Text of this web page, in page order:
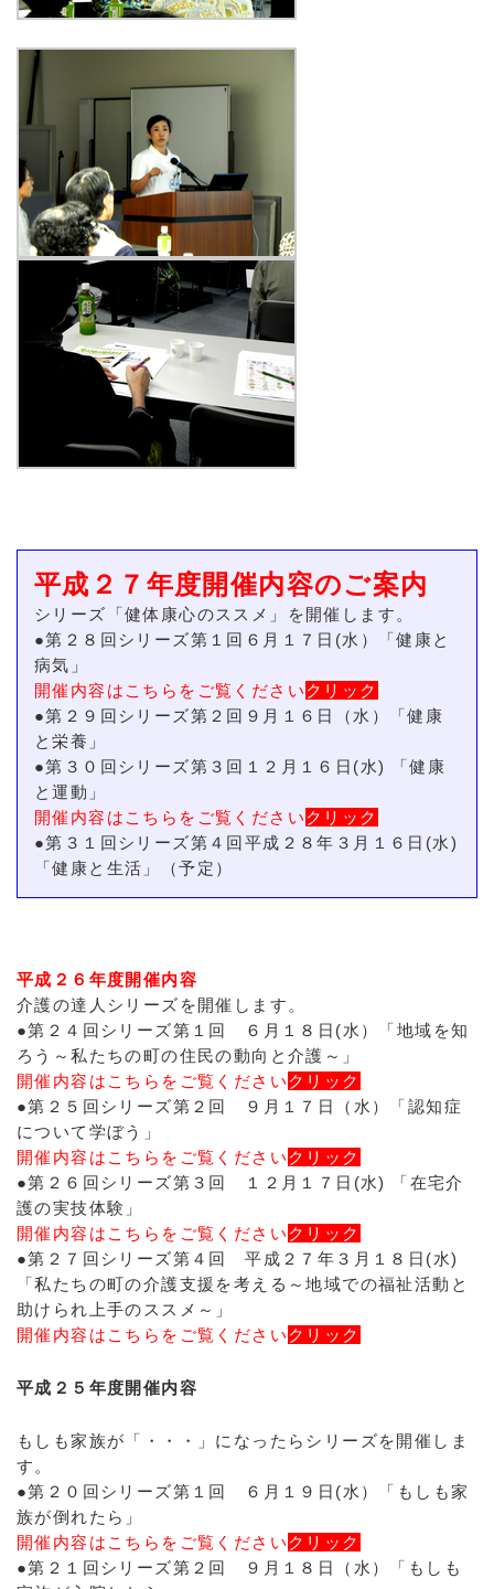
平成２７年度開催内容のご案内
シリーズ「健体康心のススメ」を開催します。
●第２８回シリーズ第１回６月１７日(水）「健康と
病気」
開催内容はこちらをご覧くださいクリック
●第２９回シリーズ第２回９月１６日（水）「健康
と栄養」
●第３０回シリーズ第３回１２月１６日(水) 「健康
と運動」
開催内容はこちらをご覧くださいクリック
●第３１回シリーズ第４回平成２８年３月１６日(水)
「健康と生活」（予定）
平成２６年度開催内容
介護の達人シリーズを開催します。
●第２４回シリーズ第１回 ６月１８日(水）「地域を知
ろう～私たちの町の住民の動向と介護～」
開催内容はこちらをご覧くださいクリック
●第２５回シリーズ第２回 ９月１７日（水）「認知症
について学ぼう」
開催内容はこちらをご覧くださいクリック
●第２６回シリーズ第３回 １２月１７日(水) 「在宅介
護の実技体験」
開催内容はこちらをご覧くださいクリック
●第２７回シリーズ第４回 平成２７年３月１８日(水)
「私たちの町の介護支援を考える～地域での福祉活動と
助けられ上手のススメ～」
開催内容はこちらをご覧くださいクリック
平成２５年度開催内容
もしも家族が「・・・」になったらシリーズを開催しま
す。
●第２０回シリーズ第１回 ６月１９日(水）「もしも家
族が倒れたら」
開催内容はこちらをご覧くださいクリック
●第２１回シリーズ第２回 ９月１８日（水）「もしも